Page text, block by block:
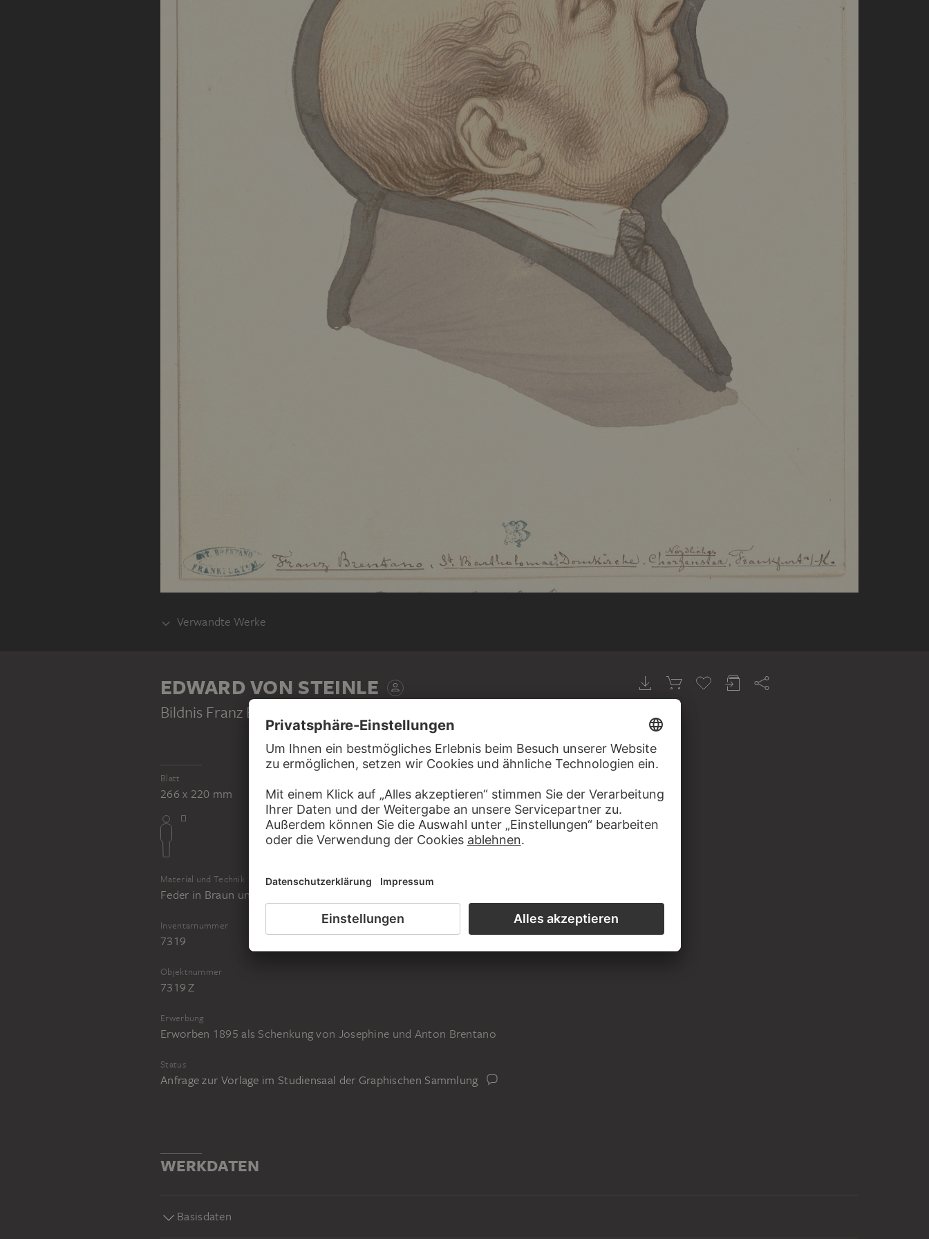
Verwandte Werke
EDWARD VON STEINLE
EDWARD VON STEINLE
Bildnis Franz Brentano
Blatt
266 x 220 mm
Material und Technik
Feder in Braun und Schwarz über Bleistift, grau laviert, auf Papier
Inventarnummer
7319
Objektnummer
7319 Z
Erwerbung
Erworben 1895 als Schenkung von Josephine und Anton Brentano
Status
Anfrage zur Vorlage im Studiensaal der Graphischen Sammlung
WERKDATEN
Basisdaten